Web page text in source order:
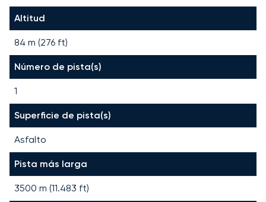
Altitud
84 m (276 ft)
Número de pista(s)
1
Superficie de pista(s)
Asfalto
Pista más larga
3500 m (11.483 ft)